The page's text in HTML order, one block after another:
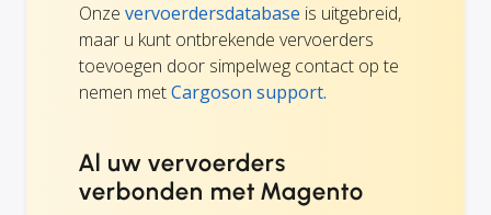
Onze vervoerdersdatabase is uitgebreid,
maar u kunt ontbrekende vervoerders
toevoegen door simpelweg contact op te
nemen metCargoson support.
Al uw vervoerders
verbonden met Magento